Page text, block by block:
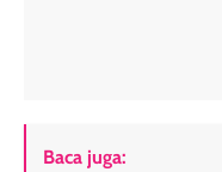
Baca juga: